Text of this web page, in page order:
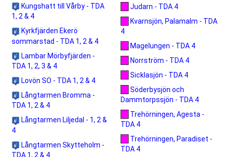
Kungshatt till Vårby - TDA
1, 2 & 4
Kyrkfjärden Ekerö
sommarstad - TDA 1, 2 & 4
Lambar Mörbyfjärden -
TDA 1, 2, 3 & 4
Lovön SO - TDA 1, 2 & 4
Långtarmen Bromma -
TDA 1, 2 & 4
Långtarmen Liljedal - 1, 2 &
4
Långtarmen Skytteholm -
TDA 1, 2 & 4
Judarn - TDA 4
Kvarnsjön, Palamalm - TDA
4
Magelungen - TDA 4
Norrström - TDA 4
Sicklasjön - TDA 4
Söderbysjön och
Dammtorpssjön - TDA 4
Trehörningen, Agesta -
TDA 4
Trehörningen, Paradiset -
TDA 4